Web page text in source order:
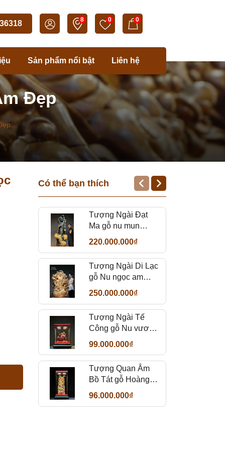
8 0 0
Sản phẩm nổi bật Liên hệ
Đẹp
Có thể bạn thích
Tượng Ngài Đạt
Ma gỗ nu mun
sừng đẹp
220.000.000₫
Tượng Ngài Di Lạc
gỗ Nu ngọc am
thơm
250.000.000₫
Tượng Ngài Tế
Công gỗ Nu vương
mộc tử đàn
99.000.000₫
Tượng Quan Âm
Bồ Tát gỗ Hoàng
Đàn
96.000.000₫